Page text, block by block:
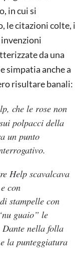
in cui si
le citazioni colte, i
invenzioni
da una
simpatia anche a
risultare banali:
che le rose non
polpacci della
un punto
Help scavalcava
con
stampelle con
guaio” le
nella folla
la punteggiatura